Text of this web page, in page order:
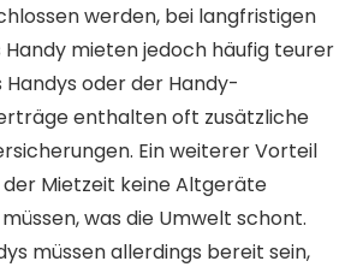
werden, bei langfristigen
mieten jedoch häufig teurer
Handys oder der Handy-
enthalten oft zusätzliche
Ein weiterer Vorteil
der Mietzeit keine Altgeräte
was die Umwelt schont.
müssen allerdings bereit sein,